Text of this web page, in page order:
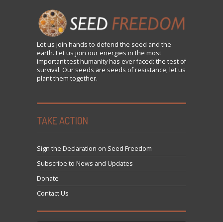
Let us join hands to defend the seed and the
earth. Let us join our energies in the most
important test humanity has ever faced: the test of
survival. Our seeds are seeds of resistance; let us
plant them together.
TAKE ACTION
Sign the Declaration on Seed Freedom
Subscribe to News and Updates
Donate
Contact Us